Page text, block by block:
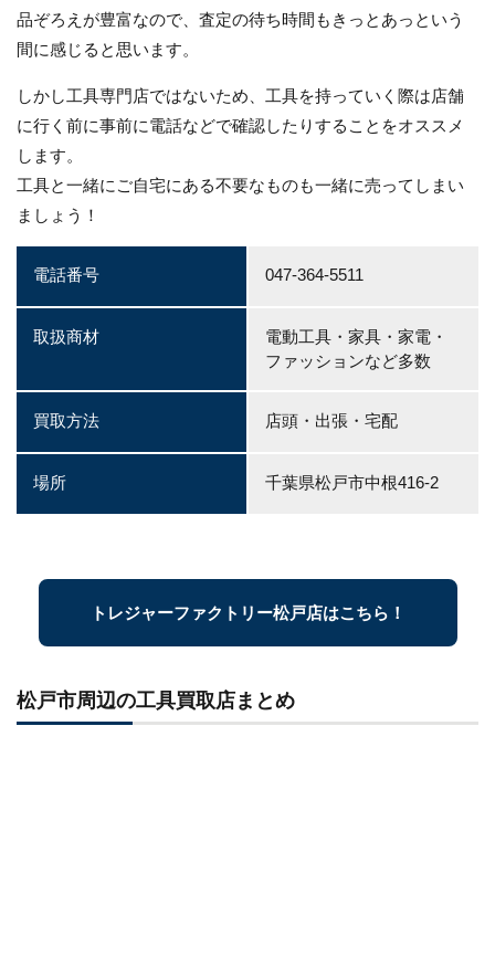
品ぞろえが豊富なので、査定の待ち時間もきっとあっという
間に感じると思います。
しかし工具専門店ではないため、工具を持っていく際は店舗
に行く前に事前に電話などで確認したりすることをオススメ
します。
工具と一緒にご自宅にある不要なものも一緒に売ってしまい
ましょう！
電話番号 047-364-5511
取扱商材
電動工具・家具・家電・
ファッションなど多数
買取方法 店頭・出張・宅配
場所 千葉県松戸市中根416-2
トレジャーファクトリー松戸店はこちら！
松戸市周辺の工具買取店まとめ